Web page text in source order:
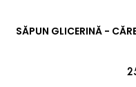
SĂPUN GLICERINĂ -